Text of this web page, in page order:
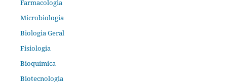
Farmacologia
Microbiologia
Biologia Geral
Fisiologia
Bioquímica
Biotecnologia